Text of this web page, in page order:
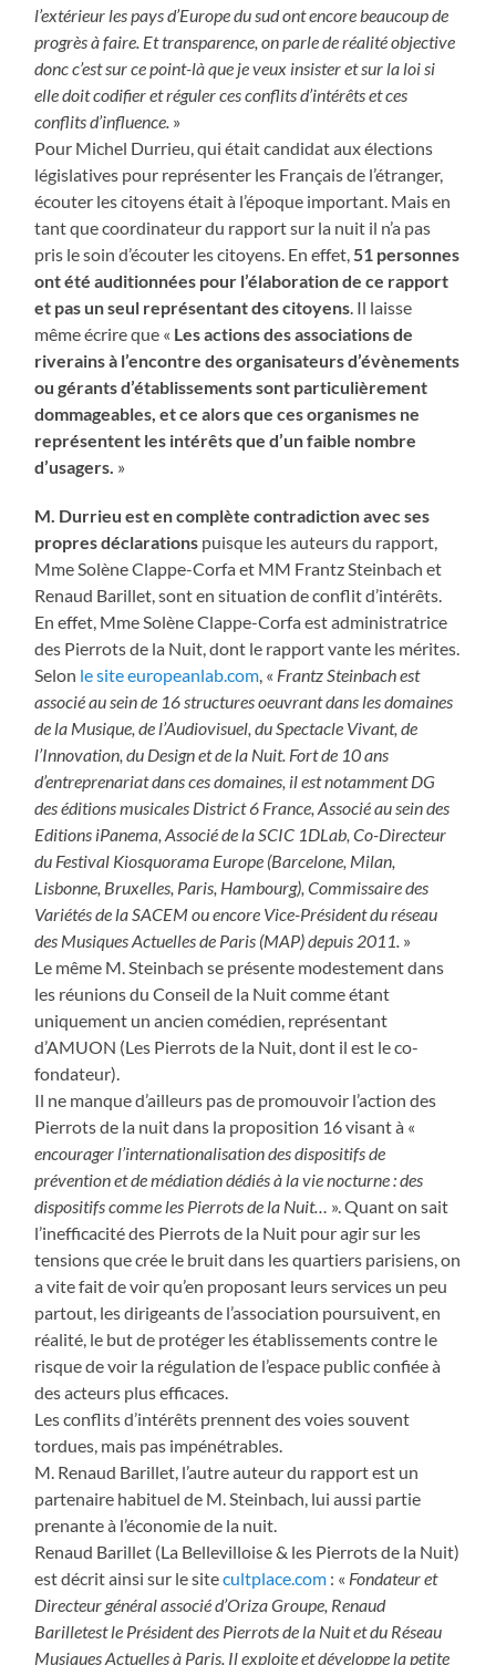
l’extérieur les pays d’Europe du sud ont encore beaucoup de
progrès à faire. Et transparence, on parle de réalité objective
donc c’est sur ce point-là que je veux insister et sur la loi si
elle doit codifier et réguler ces conflits d’intérêts et ces
conflits d’influence. »
Pour Michel Durrieu, qui était candidat aux élections
législatives pour représenter les Français de l’étranger,
écouter les citoyens était à l’époque important. Mais en
tant que coordinateur du rapport sur la nuit il n’a pas
pris le soin d’écouter les citoyens. En effet, 51 personnes
ont été auditionnées pour l’élaboration de ce rapport
et pas un seul représentant des citoyens . Il laisse
même écrire que « Les actions des associations de
riverains à l’encontre des organisateurs d’évènements
ou gérants d’établissements sont particulièrement
dommageables, et ce alors que ces organismes ne
représentent les intérêts que d’un faible nombre
d’usagers. »
M. Durrieu est en complète contradiction avec ses
propres déclarations puisque les auteurs du rapport,
Mme Solène Clappe-Corfa et MM Frantz Steinbach et
Renaud Barillet, sont en situation de conflit d’intérêts.
En effet, Mme Solène Clappe-Corfa est administratrice
des Pierrots de la Nuit, dont le rapport vante les mérites.
Selon le site europeanlab.com , « Frantz Steinbach est
associé au sein de 16 structures oeuvrant dans les domaines
de la Musique, de l’Audiovisuel, du Spectacle Vivant, de
l’Innovation, du Design et de la Nuit. Fort de 10 ans
d’entreprenariat dans ces domaines, il est notamment DG
des éditions musicales District 6 France, Associé au sein des
Editions iPanema, Associé de la SCIC 1DLab, Co-Directeur
du Festival Kiosquorama Europe (Barcelone, Milan,
Lisbonne, Bruxelles, Paris, Hambourg), Commissaire des
Variétés de la SACEM ou encore Vice-Président du réseau
des Musiques Actuelles de Paris (MAP) depuis 2011. »
Le même M. Steinbach se présente modestement dans
les réunions du Conseil de la Nuit comme étant
uniquement un ancien comédien, représentant
d’AMUON (Les Pierrots de la Nuit, dont il est le co-
fondateur).
Il ne manque d’ailleurs pas de promouvoir l’action des
Pierrots de la nuit dans la proposition 16 visant à «
encourager l’internationalisation des dispositifs de
prévention et de médiation dédiés à la vie nocturne : des
dispositifs comme les Pierrots de la Nuit…
». Quant on sait
l’inefficacité des Pierrots de la Nuit pour agir sur les
tensions que crée le bruit dans les quartiers parisiens, on
a vite fait de voir qu’en proposant leurs services un peu
partout, les dirigeants de l’association poursuivent, en
réalité, le but de protéger les établissements contre le
risque de voir la régulation de l’espace public confiée à
des acteurs plus efficaces.
Les conflits d’intérêts prennent des voies souvent
tordues, mais pas impénétrables.
M. Renaud Barillet, l’autre auteur du rapport est un
partenaire habituel de M. Steinbach, lui aussi partie
prenante à l’économie de la nuit.
Renaud Barillet (La Bellevilloise & les Pierrots de la Nuit)
est décrit ainsi sur le sitecultplace.com : « Fondateur et
Directeur général associé d’Oriza Groupe, Renaud
Barilletest le Président des Pierrots de la Nuit et du Réseau
Musiques Actuelles à Paris. Il exploite et développe la petite